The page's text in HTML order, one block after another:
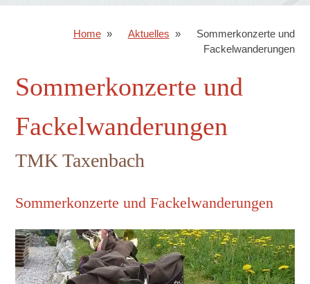
Home Aktuelles
Sommerkonzerte und
Fackelwanderungen
Sommerkonzerte und
Fackelwanderungen
TMK Taxenbach
Sommerkonzerte und Fackelwanderungen